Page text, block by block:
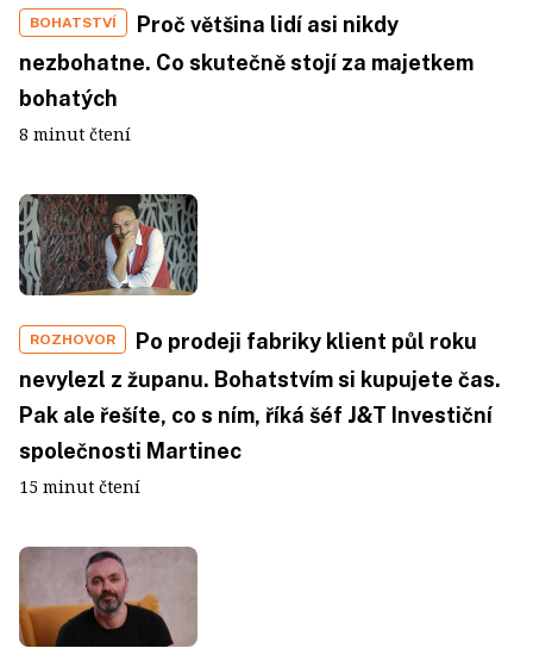
BOHATSTVÍ
Proč většina lidí asi nikdy
nezbohatne. Co skutečně stojí za majetkem
bohatých
8 minut čtení
ROZHOVOR
Po prodeji fabriky klient půl roku
nevylezl z županu. Bohatstvím si kupujete čas.
Pak ale řešíte, co s ním, říká šéf J&T Investiční
společnosti Martinec
15 minut čtení